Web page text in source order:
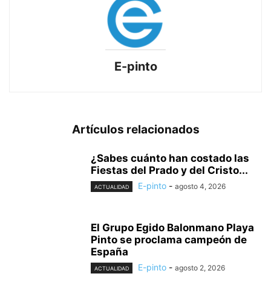
E-pinto
Artículos relacionados
¿Sabes cuánto han costado las
Fiestas del Prado y del Cristo...
ACTUALIDAD E-pinto - agosto 4, 2026
El Grupo Egido Balonmano Playa
Pinto se proclama campeón de
España
ACTUALIDAD E-pinto - agosto 2, 2026